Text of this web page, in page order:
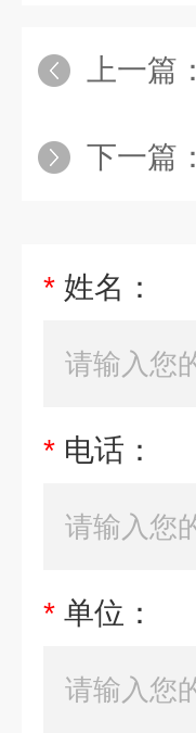
上一篇：
下一篇：
* 姓名：
* 电话：
* 单位：